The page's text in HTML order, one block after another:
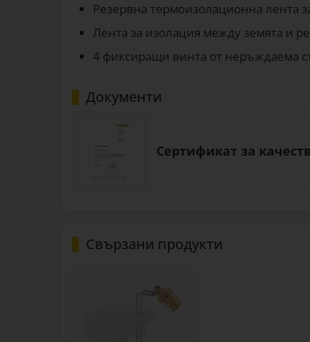
Резервна термоизолационна лента
Лента за изолация между земята и
4 фиксиращи винта от неръждаема
Документи
Сертификат за
Свързани продукти